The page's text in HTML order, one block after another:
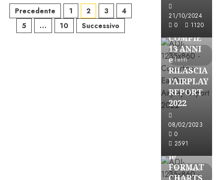
Paginazione
degli
Precedente 1 2 3
4
5
… 10 Successivo
21/10/2024
0
1120
2 minuti
letti
Partnership
EARONE
COMPIE
13 ANNI
e
RILASCIA
l’AIRPLAY
REPORT
2022
08/02/2023
0
2591
3 minuti
letti
Partnership
le
FORMAT